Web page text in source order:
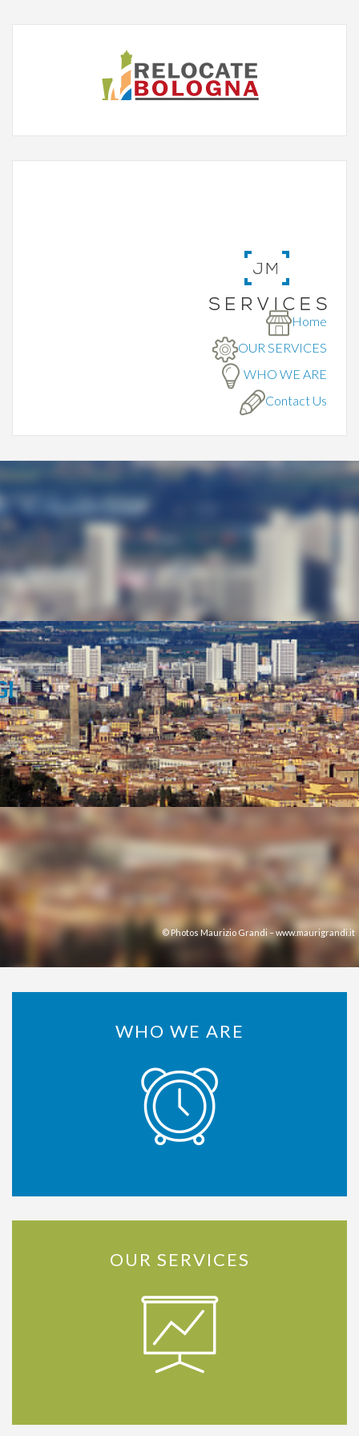
Home
OUR SERVICES
WHO WE ARE
Contact Us
© Photos Maurizio Grandi – www.maurigrandi.it
WHO WE ARE
OUR SERVICES